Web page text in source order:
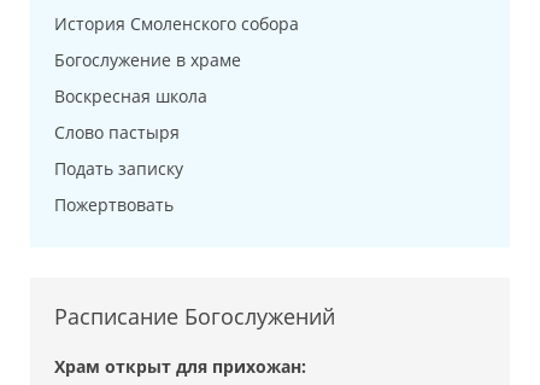
История Смоленского собора
Богослужение в храме
Воскресная школа
Слово пастыря
Подать записку
Пожертвовать
Расписание Богослужений
Храм открыт для прихожан: